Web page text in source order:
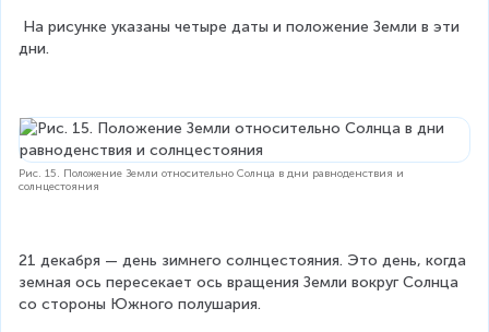
На рисунке указаны четыре даты и положение Земли в эти
дни.
Рис. 15. Положение Земли относительно Солнца в дни равноденствия и
солнцестояния
21 декабря — день зимнего солнцестояния. Это день, когда
земная ось пересекает ось вращения Земли вокруг Солнца
со стороны Южного полушария.